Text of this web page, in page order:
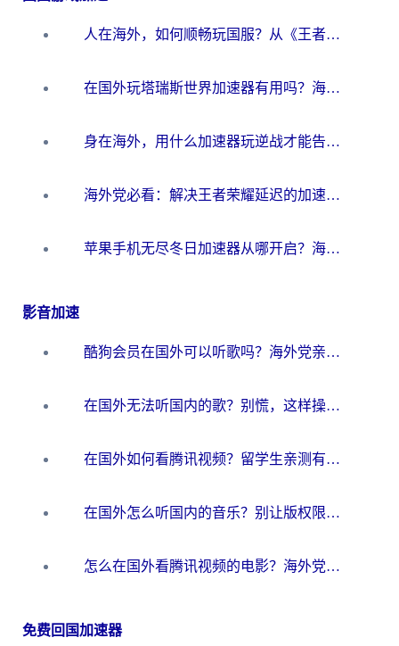
人在海外，如何顺畅玩国服？从《王者荣耀》到《云图计划》的加速器终极指南
在国外玩塔瑞斯世界加速器有用吗？海外玩家亲测后的真实答案
身在海外，用什么加速器玩逆战才能告别延迟？
海外党必看：解决王者荣耀延迟的加速器终极指南——从EVE到猫和老鼠，一个工具全搞定
苹果手机无尽冬日加速器从哪开启？海外玩家的冬日生存指南
影音加速
酷狗会员在国外可以听歌吗？海外党亲测有效：3步解决音乐权限难题
在国外无法听国内的歌？别慌，这样操作就能畅听QQ音乐（附亲测加速器推荐）
在国外如何看腾讯视频？留学生亲测有效的回国加速方案
在国外怎么听国内的音乐？别让版权限制断了你的华语歌单
怎么在国外看腾讯视频的电影？海外党亲测有效的回国加速指南
免费回国加速器